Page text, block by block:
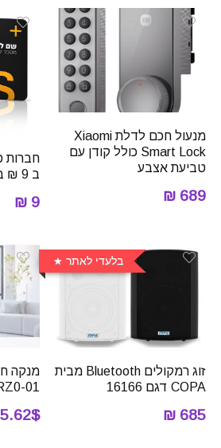
מנעול חכם לדלת Xiaomi
Smart Lock כולל קודן עם
טביעת אצבע
689 ₪
ב 9 ₪ בלבד
9 ₪
בלעדי לאתר
זוג רמקולים Bluetooth מבית
COPA דגם 16166
685 ₪
מנקה
01